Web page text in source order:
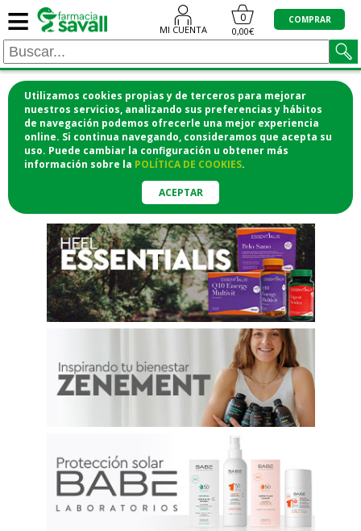
Utilizamos cookies propias y de terceros para mejorar
nuestros servicios, analizando sus preferencias y hábitos
de navegación podemos ofrecerle una mejor experiencia
online. Si continua navegando, consideramos que acepta su
uso. Puede cambiar la configuración u obtener más
información sobre la POLÍTICA DE COOKIES.
ACEPTAR
≡ MI CUENTA
0
0,00€
COMPRAR
¡COMPRA CÓMODAMENTE
DESDE CASA Y RECOGE EN LA
FARMACIA!o si lo prefieres te lo mandamos
a casa